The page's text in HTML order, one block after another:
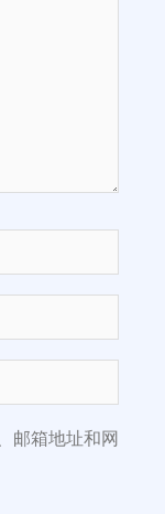
邮箱地址和网